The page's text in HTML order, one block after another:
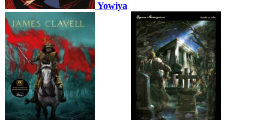
Yowiya